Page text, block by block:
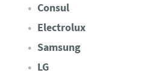
Consul
Electrolux
Samsung
LG